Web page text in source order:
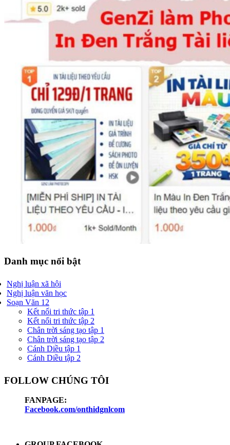
Danh mục nổi bật
Nghị luận xã hội
Nghị luận văn học
Soạn Văn 12
Kết nối tri thức tập 1
Kết nối tri thức tập 2
Chân trời sáng tạo tập 1
Chân trời sáng tạo tập 2
Cánh Diều tập 1
Cánh Diều tập 2
FOLLOW CHÚNG TÔI
FANPAGE:
Facebook.com/onthidgnlcom